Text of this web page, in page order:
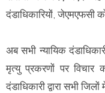
दंडाधिकारियों, जेएमएफसी
अब सभी न्यायिक
मृत्यु प्रकरणों पर विचार
दंडाधिकारी द्वारा सभी